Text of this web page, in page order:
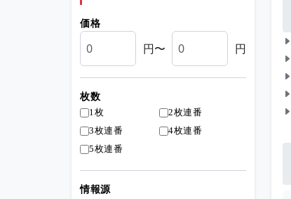
価格
円〜 円
枚数
1枚
2枚連番
3枚連番
4枚連番
5枚連番
情報源